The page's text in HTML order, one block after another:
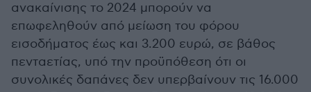
ανακαίνισης το 2024 μπορούν να
επωφεληθούν από μείωση του φόρου
εισοδήματος έως και 3.200 ευρώ, σε βάθος
πενταετίας, υπό την προϋπόθεση ότι οι
συνολικές δαπάνες δεν υπερβαίνουν τις 16.000